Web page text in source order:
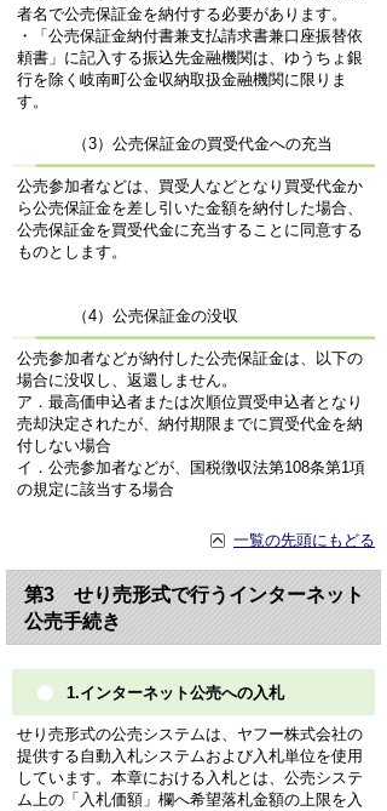
者名で公売保証金を納付する必要があります。
・「公売保証金納付書兼支払請求書兼口座振替依
頼書」に記入する振込先金融機関は、ゆうちょ銀
行を除く岐南町公金収納取扱金融機関に限りま
す。
（3）公売保証金の買受代金への充当
公売参加者などは、買受人などとなり買受代金か
ら公売保証金を差し引いた金額を納付した場合、
公売保証金を買受代金に充当することに同意する
ものとします。
（4）公売保証金の没収
公売参加者などが納付した公売保証金は、以下の
場合に没収し、返還しません。
ア．最高価申込者または次順位買受申込者となり
売却決定されたが、納付期限までに買受代金を納
付しない場合
イ．公売参加者などが、国税徴収法第108条第1項
の規定に該当する場合
一覧の先頭にもどる
第3 せり売形式で行うインターネット
公売手続き
1.インターネット公売への入札
せり売形式の公売システムは、ヤフー株式会社の
提供する自動入札システムおよび入札単位を使用
しています。本章における入札とは、公売システ
ム上の「入札価額」欄へ希望落札金額の上限を入